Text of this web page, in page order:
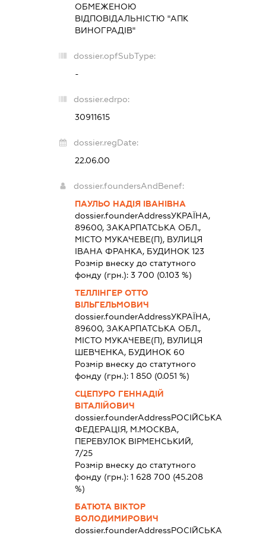
ОБМЕЖЕНОЮ
ВІДПОВІДАЛЬНІСТЮ "АПК
ВИНОГРАДІВ"
dossier.opfSubType:
-
dossier.edrpo:
30911615
dossier.regDate:
22.06.00
dossier.foundersAndBenef:
ПАУЛЬО НАДІЯ ІВАНІВНА
dossier.founderAddressУКРАЇНА,
89600, ЗАКАРПАТСЬКА ОБЛ.,
МІСТО МУКАЧЕВЕ(П), ВУЛИЦЯ
ІВАНА ФРАНКА, БУДИНОК 123
Розмір внеску до статутного
фонду (грн.):3 700 (0.103 %)
ТЕЛЛІНГЕР ОТТО
ВІЛЬГЕЛЬМОВИЧ
dossier.founderAddressУКРАЇНА,
89600, ЗАКАРПАТСЬКА ОБЛ.,
МІСТО МУКАЧЕВЕ(П), ВУЛИЦЯ
ШЕВЧЕНКА, БУДИНОК 60
Розмір внеску до статутного
фонду (грн.):1 850 (0.051 %)
СЦЕПУРО ГЕННАДІЙ
ВІТАЛІЙОВИЧ
dossier.founderAddressРОСІЙСЬКА
ФЕДЕРАЦІЯ, М.МОСКВА,
ПЕРЕВУЛОК ВІРМЕНСЬКИЙ,
7/25
Розмір внеску до статутного
фонду (грн.):1 628 700 (45.208
%)
БАТЮТА ВІКТОР
ВОЛОДИМИРОВИЧ
dossier.founderAddressРОСІЙСЬКА